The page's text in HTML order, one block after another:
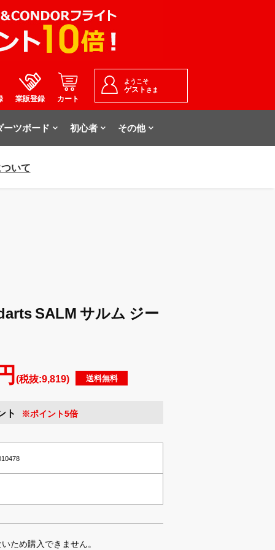
業販登録 カート
ようこそ
ゲスト さま
ーツボード 初心者 その他
いて
SALM サルム ジー
(税抜:9,819) 送料無料
ト ※ポイント5倍
ため購入できません。